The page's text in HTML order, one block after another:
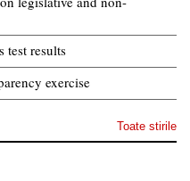
test results
exercise
Toate stirile